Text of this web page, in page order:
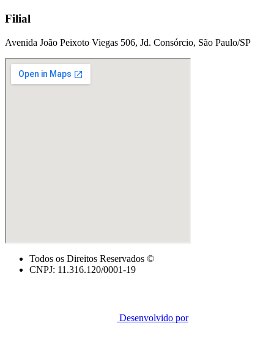
Filial
Avenida João Peixoto Viegas 506, Jd. Consórcio, São Paulo/SP
Todos os Direitos Reservados ©
CNPJ: 11.316.120/0001-19
Desenvolvido por